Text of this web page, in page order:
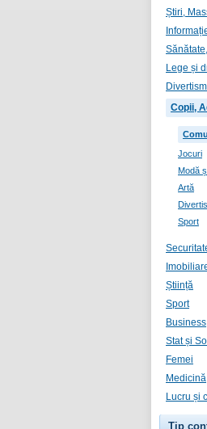
Știri,
Lege și
Copii,
Jocuri
Modă
Artă
Sport
Știință
Sport
Stat și
Femei
Medicină
Lucru și
Tip